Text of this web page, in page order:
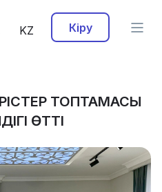
KZ Кіру
ТОПТАМАСЫ
ӨТТІ